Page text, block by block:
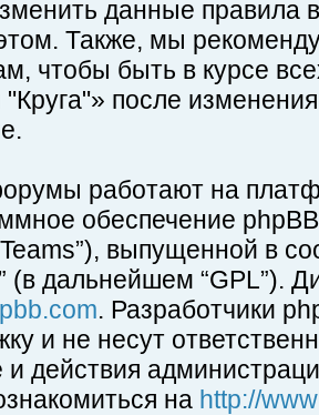
данные правила
Также, мы
чтобы быть в курсе
после
работают на
обеспечение
выпущенной в
(в дальнейшем “GPL”).
. Разработчики
и не несут
действия
на http://